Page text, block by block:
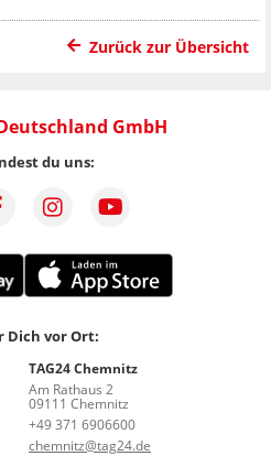
Zurück zur Übersicht
GmbH
du uns:
Dich vor Ort:
TAG24 Chemnitz
Am Rathaus 2
09111 Chemnitz
+49 371 6906600
chemnitz@tag24.de